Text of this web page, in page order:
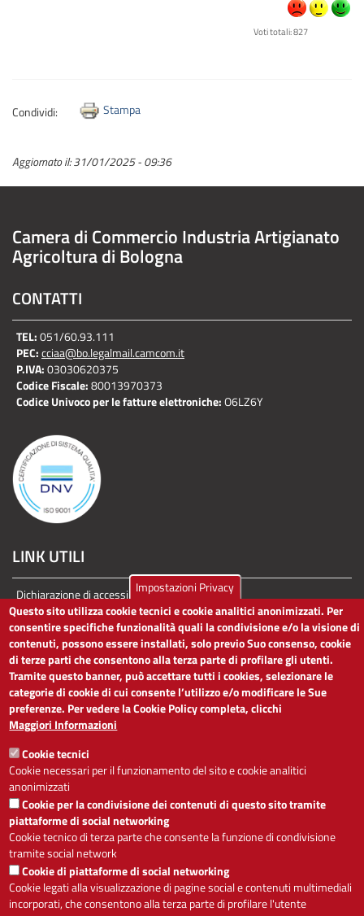
Voti totali: 827
Condividi: Stampa
Aggiornato il:31/01/2025 - 09:36
Camera di Commercio Industria Artigianato
Agricoltura di Bologna
CONTATTI
TEL:051/60.93.111
PEC:cciaa@bo.legalmail.camcom.it
P.IVA:03030620375
Codice Fiscale:80013970373
Codice Univoco per le fatture elettroniche:O6LZ6Y
LINK UTILI
Dichiarazione di accessibilità
Obiettivi di accessibilità
Segnalaci problemi di accessibilità
Note legali
Privacy
Accesso riservato
ACCESSIBILITÀ
- A
Alto contrasto Solo testo
Servizio realizzato da
Impostazioni Privacy
Questo sito utilizza cookie tecnici e cookie analitici anonimizzati. Per
consentire specifiche funzionalità quali la condivisione e/o la visione di
contenuti, possono essere installati, solo previo Suo consenso, cookie
di terze parti che consentono alla terza parte di profilare gli utenti.
Tramite questo banner, può accettare tutti i cookies, selezionare le
categorie di cookie di cui consente l’utilizzo e/o modificare le Sue
preferenze. Per vedere la Cookie Policy completa, clicchi
Maggiori Informazioni
Cookie tecnici
Cookie necessari per il funzionamento del sito e cookie analitici
anonimizzati
Cookie per la condivisione dei contenuti di questo sito tramite
piattaforme di social networking
Cookie tecnico di terza parte che consente la funzione di condivisione
tramite social network
Cookie di piattaforme di social networking
Cookie legati alla visualizzazione di pagine social e contenuti multimediali
incorporati, che consentono alla terza parte di profilare l'utente